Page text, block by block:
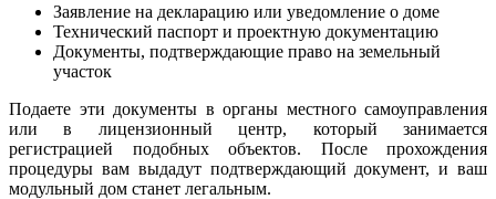
Заявление на декларацию или уведомление о доме
Технический паспорт и проектную документацию
Документы, подтверждающие право на земельный
участок
Подаете эти документы в органы местного самоуправления
или в лицензионный центр, который занимается
регистрацией подобных объектов. После прохождения
процедуры вам выдадут подтверждающий документ, и ваш
модульный дом станет легальным.